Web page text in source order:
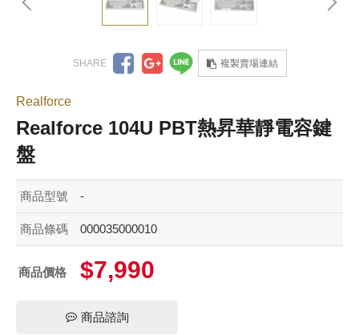
複製賣場連結
Realforce
Realforce 104U PBT熱昇華靜電容鍵
盤
商品型號 -
商品條碼 000035000010
商品價格 $7,990
商品諮詢